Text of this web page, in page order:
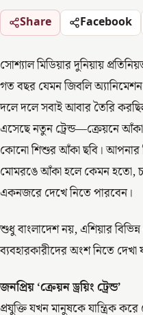
Share Facebook
সোশ্যাল মিডিয়ার দুনিয়ায়
গত বছর যেমন জিবলি
দলে দলে সবাই আবার তৈরি
এসেছে নতুন ট্রেন্ড—ক্রেয়নে
কোনো শিশুর আঁকা ছবি। আপনার
মোমরঙে আঁকা হলে কেমন হতো,
একনজরে দেখে নিতে পারবেন।
শুধু বাংলাদেশ নয়, এশিয়ার
ব্যবহারকারীদের অংশ নিতে দেখা
জনপ্রিয় ‘ক্রেয়ন ড্রয়িং ট্রেন্ড’
প্রযুক্তি যখন মানুষকে যান্ত্রিক